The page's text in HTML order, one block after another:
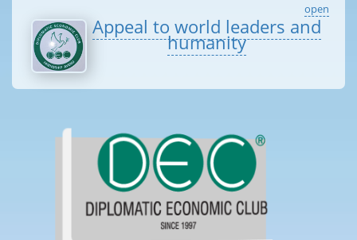
open
Appeal to world leaders and
humanity